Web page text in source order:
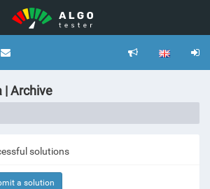
| Archive
solutions
a solution